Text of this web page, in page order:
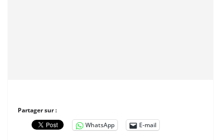
Partager sur :
WhatsApp
E-mail